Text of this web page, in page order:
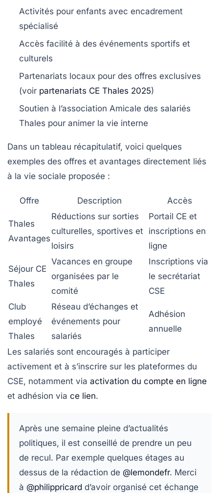
Activités pour enfants avec encadrement
spécialisé
Accès facilité à des événements sportifs et
culturels
Partenariats locaux pour des offres exclusives
(voir partenariats CE Thales 2025)
Soutien à l’association Amicale des salariés
Thales pour animer la vie interne
Dans un tableau récapitulatif, voici quelques
exemples des offres et avantages directement liés
à la vie sociale proposée :
Offre Description Accès
Thales
Avantages
Réductions sur sorties
culturelles, sportives et
loisirs
Portail CE et
inscriptions en
ligne
Séjour CE
Thales
Vacances en groupe
organisées par le
comité
Inscriptions via
le secrétariat
CSE
Club
employé
Thales
Réseau d’échanges et
événements pour
salariés
Adhésion
annuelle
Les salariés sont encouragés à participer
activement et à s’inscrire sur les plateformes du
CSE, notamment via activation du compte en ligne
et adhésion via ce lien.
Après une semaine pleine d’actualités
politiques, il est conseillé de prendre un peu
de recul. Par exemple quelques étages au
dessus de la rédaction de @lemondefr. Merci
à @philippricard d’avoir organisé cet échange